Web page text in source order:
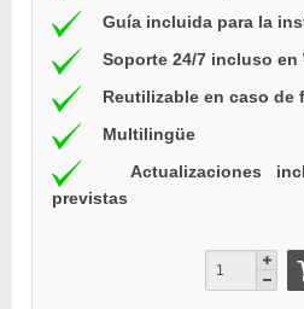
Guía incluida para la
Soporte 24/7 incluso en
Reutilizable en caso de
Multilingüe
Actualizaciones
previstas